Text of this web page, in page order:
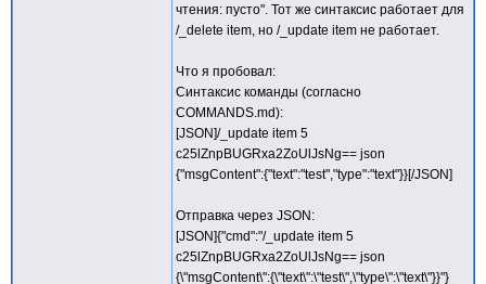
чтения: пусто". Тот же синтаксис работает для
/_delete item, но /_update item не работает.
Что я пробовал:
Синтаксис команды (согласно
COMMANDS.md):
[JSON]/_update item 5
c25lZnpBUGRxa2ZoUlJsNg== json
{"msgContent":{"text":"test","type":"text"}}[/JSON]
Отправка через JSON:
[JSON]{"cmd":"/_update item 5
c25lZnpBUGRxa2ZoUlJsNg== json
{\"msgContent\":{\"text\":\"test\",\"type\":\"text\"}}"}